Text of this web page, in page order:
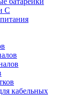
C
кабельных